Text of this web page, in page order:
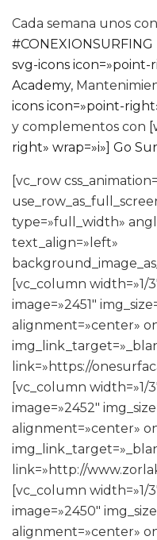
Cada semana unos
#CONEXIONSURFING
svg-icons icon=»point-
Academy,
icons icon=»point-
y complementos con
right» wrap=»i»] Go
[vc_row
type=»full_width»
text_align=»left»
[vc_column width=»1/
image=»2451″
alignment=»center»
link=»https://
[vc_column width=»1/
image=»2452″
alignment=»center»
link=»http://
[vc_column width=»1/
image=»2450″
alignment=»center»